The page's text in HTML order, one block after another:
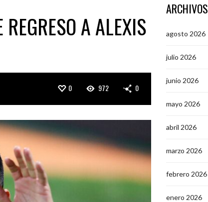
A ALEXIS
0 972 0
ARCHIVOS
agosto 2026
julio 2026
junio 2026
mayo 2026
abril 2026
marzo 2026
febrero 2026
enero 2026